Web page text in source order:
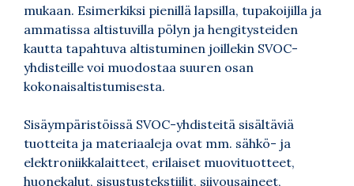
mukaan. Esimerkiksi pienillä lapsilla, tupakoijilla ja
ammatissa altistuvilla pölyn ja hengitysteiden
kautta tapahtuva altistuminen joillekin SVOC-
yhdisteille voi muodostaa suuren osan
kokonaisaltistumisesta.
Sisäympäristöissä SVOC-yhdisteitä sisältäviä
tuotteita ja materiaaleja ovat mm. sähkö- ja
elektroniikkalaitteet, erilaiset muovituotteet,
huonekalut, sisustustekstiilit, siivousaineet,